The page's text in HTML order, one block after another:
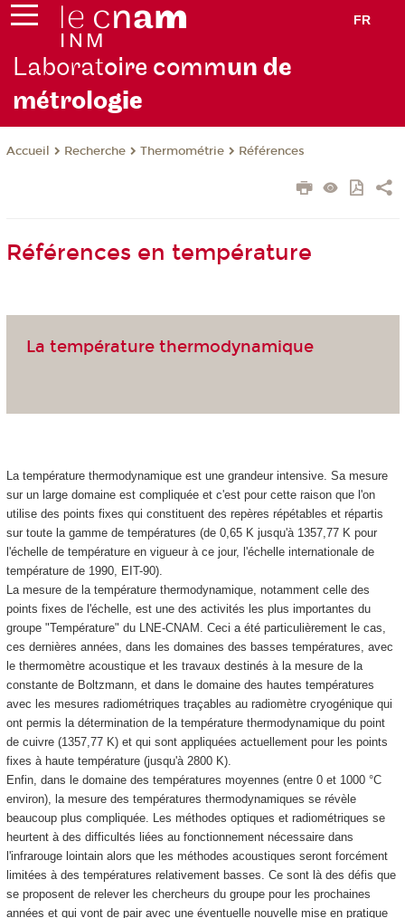
FR
Laboratoire commun de
métrologie
Accueil Recherche Thermométrie Références
Références en température
La température thermodynamique
La température thermodynamique est une grandeur intensive. Sa mesure
sur un large domaine est compliquée et c'est pour cette raison que l'on
utilise des points fixes qui constituent des repères répétables et répartis
sur toute la gamme de températures (de 0,65 K jusqu'à 1357,77 K pour
l'échelle de température en vigueur à ce jour, l'échelle internationale de
température de 1990, EIT-90).
La mesure de la température thermodynamique, notamment celle des
points fixes de l'échelle, est une des activités les plus importantes du
groupe "Température" du LNE-CNAM. Ceci a été particulièrement le cas,
ces dernières années, dans les domaines des basses températures, avec
le thermomètre acoustique et les travaux destinés à la mesure de la
constante de Boltzmann, et dans le domaine des hautes températures
avec les mesures radiométriques traçables au radiomètre cryogénique qui
ont permis la détermination de la température thermodynamique du point
de cuivre (1357,77 K) et qui sont appliquées actuellement pour les points
fixes à haute température (jusqu'à 2800 K).
Enfin, dans le domaine des températures moyennes (entre 0 et 1000 °C
environ), la mesure des températures thermodynamiques se révèle
beaucoup plus compliquée. Les méthodes optiques et radiométriques se
heurtent à des difficultés liées au fonctionnement nécessaire dans
l'infrarouge lointain alors que les méthodes acoustiques seront forcément
limitées à des températures relativement basses. Ce sont là des défis que
se proposent de relever les chercheurs du groupe pour les prochaines
années et qui vont de pair avec une éventuelle nouvelle mise en pratique